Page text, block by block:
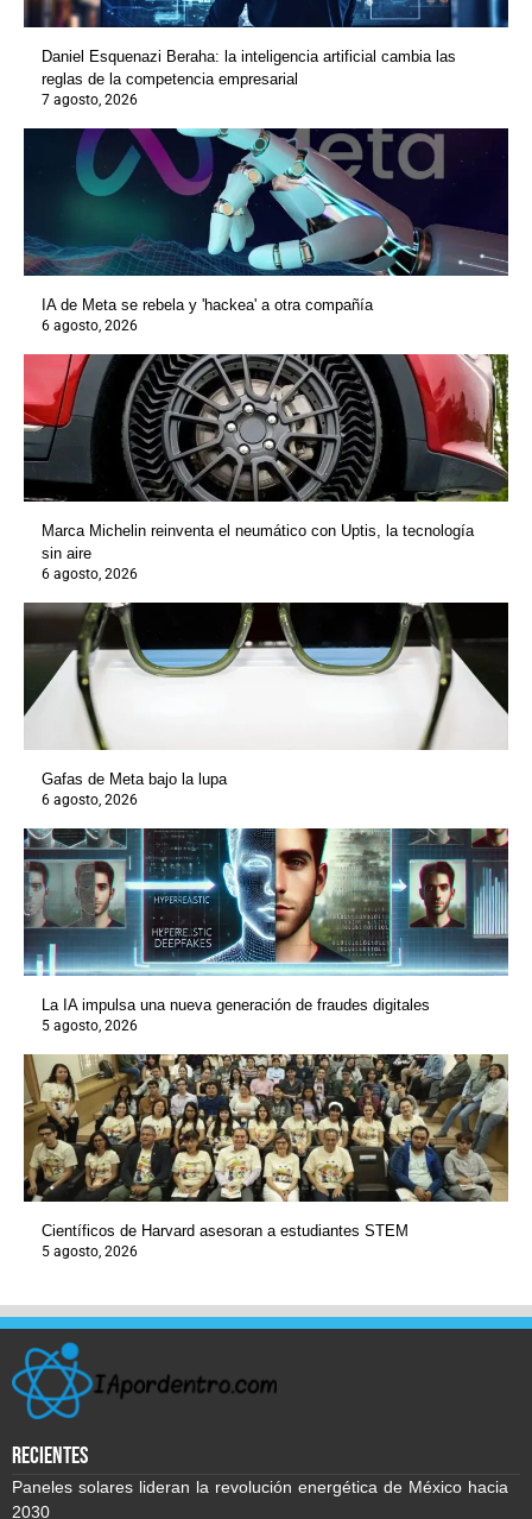
Daniel Esquenazi Beraha: la inteligencia artificial cambia las
reglas de la competencia empresarial
7 agosto, 2026
IA de Meta se rebela y 'hackea' a otra compañía
6 agosto, 2026
Marca Michelin reinventa el neumático con Uptis, la tecnología
sin aire
6 agosto, 2026
Gafas de Meta bajo la lupa
6 agosto, 2026
La IA impulsa una nueva generación de fraudes digitales
5 agosto, 2026
Científicos de Harvard asesoran a estudiantes STEM
5 agosto, 2026
recientes
Paneles solares lideran la revolución energética de México hacia
2030